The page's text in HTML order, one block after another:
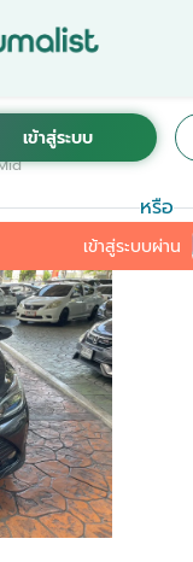
หรือ
เข้าสู่ระบบผ่าน